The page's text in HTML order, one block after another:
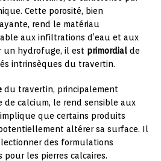
Cette porosité, bien
rend le matériau
aux infiltrations d’eau et aux
un hydrofuge, il est primordial de
intrinsèques du travertin.
du travertin, principalement
de calcium, le rend sensible aux
que certains produits
altérer sa surface. Il
des formulations
les pierres calcaires.